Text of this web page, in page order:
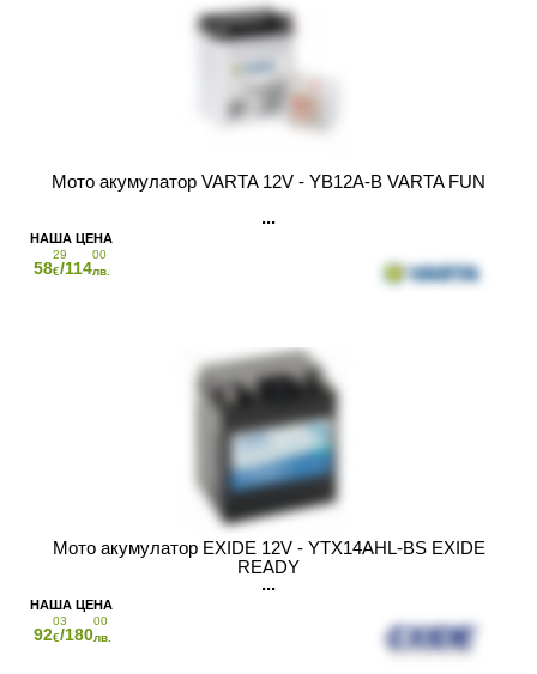
Мото акумулатор VARTA 12V - YB12A-B VARTA FUN
58
29
€/114
00
лв.
Мото акумулатор EXIDE 12V - YTX14AHL-BS EXIDE
READY
92
03
€/180
00
лв.